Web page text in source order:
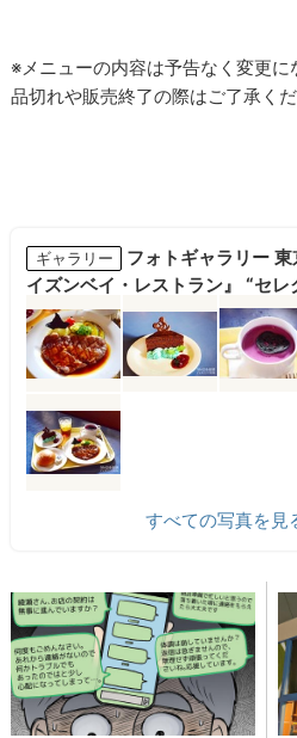
※メニューの内容は予告なく変更に
品切れや販売終了の際はご了承くだ
ギャラリー
フォトギャラリー
イズンベイ・レストラン』 “セレ
すべての写真を見